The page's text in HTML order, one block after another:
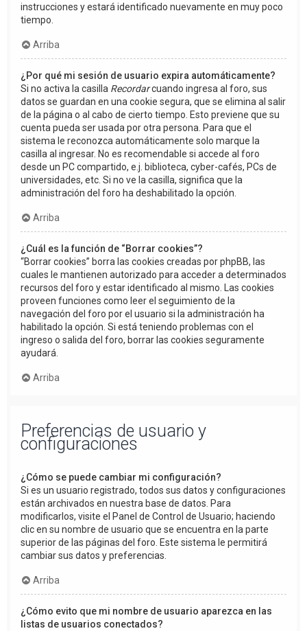
instrucciones y estará identificado nuevamente en muy poco
tiempo.
Arriba
¿Por qué mi sesión de usuario expira automáticamente?
Si no activa la casilla Recordarcuando ingresa al foro, sus
datos se guardan en una cookie segura, que se elimina al salir
de la página o al cabo de cierto tiempo. Esto previene que su
cuenta pueda ser usada por otra persona. Para que el
sistema le reconozca automáticamente solo marque la
casilla al ingresar. No es recomendable si accede al foro
desde un PC compartido, e.j. biblioteca, cyber-cafés, PCs de
universidades, etc. Si no ve la casilla, significa que la
administración del foro ha deshabilitado la opción.
Arriba
¿Cuál es la función de “Borrar cookies”?
“Borrar cookies” borra las cookies creadas por phpBB, las
cuales le mantienen autorizado para acceder a determinados
recursos del foro y estar identificado al mismo. Las cookies
proveen funciones como leer el seguimiento de la
navegación del foro por el usuario si la administración ha
habilitado la opción. Si está teniendo problemas con el
ingreso o salida del foro, borrar las cookies seguramente
ayudará.
Arriba
Preferencias de usuario y
configuraciones
¿Cómo se puede cambiar mi configuración?
Si es un usuario registrado, todos sus datos y configuraciones
están archivados en nuestra base de datos. Para
modificarlos, visite el Panel de Control de Usuario; haciendo
clic en su nombre de usuario que se encuentra en la parte
superior de las páginas del foro. Este sistema le permitirá
cambiar sus datos y preferencias.
Arriba
¿Cómo evito que mi nombre de usuario aparezca en las
listas de usuarios conectados?